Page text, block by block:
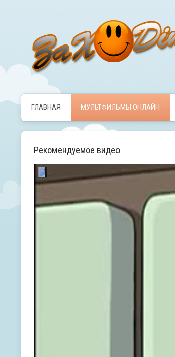
ГЛАВНАЯ МУЛЬТФИЛЬМЫ ОНЛАЙН
Рекомендуемое видео